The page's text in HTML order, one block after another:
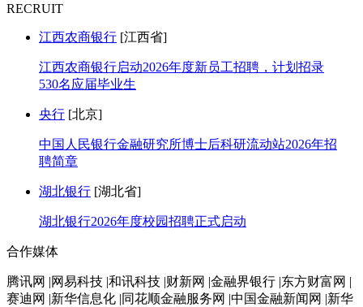
RECRUIT
江西农商银行 [江西省]
江西农商银行启动2026年度新员工招聘，计划招录
530名应届毕业生
央行 [北京]
中国人民银行金融研究所博士后科研流动站2026年招
聘简章
湖北银行 [湖北省]
湖北银行2026年度校园招聘正式启动
合作媒体
腾讯网 |网易科技 |和讯科技 |财新网 |金融界银行 |东方财富网 |
赛迪网 |新华信息化 |同花顺金融服务网 |中国金融新闻网 |新华